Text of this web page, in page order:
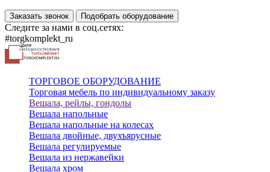
Заказать звонок Подобрать оборудование
Следите за нами в соц.сетях:
#torgkomplekt_ru
ТОРГОВОЕ ОБОРУДОВАНИЕ
Торговая мебель по индивидуальному заказу
Вешала, рейлы, гондолы
Вешала напольные
Вешала напольные на колесах
Вешала двойные, двухъярусные
Вешала регулируемые
Вешала из нержавейки
Вешала хром